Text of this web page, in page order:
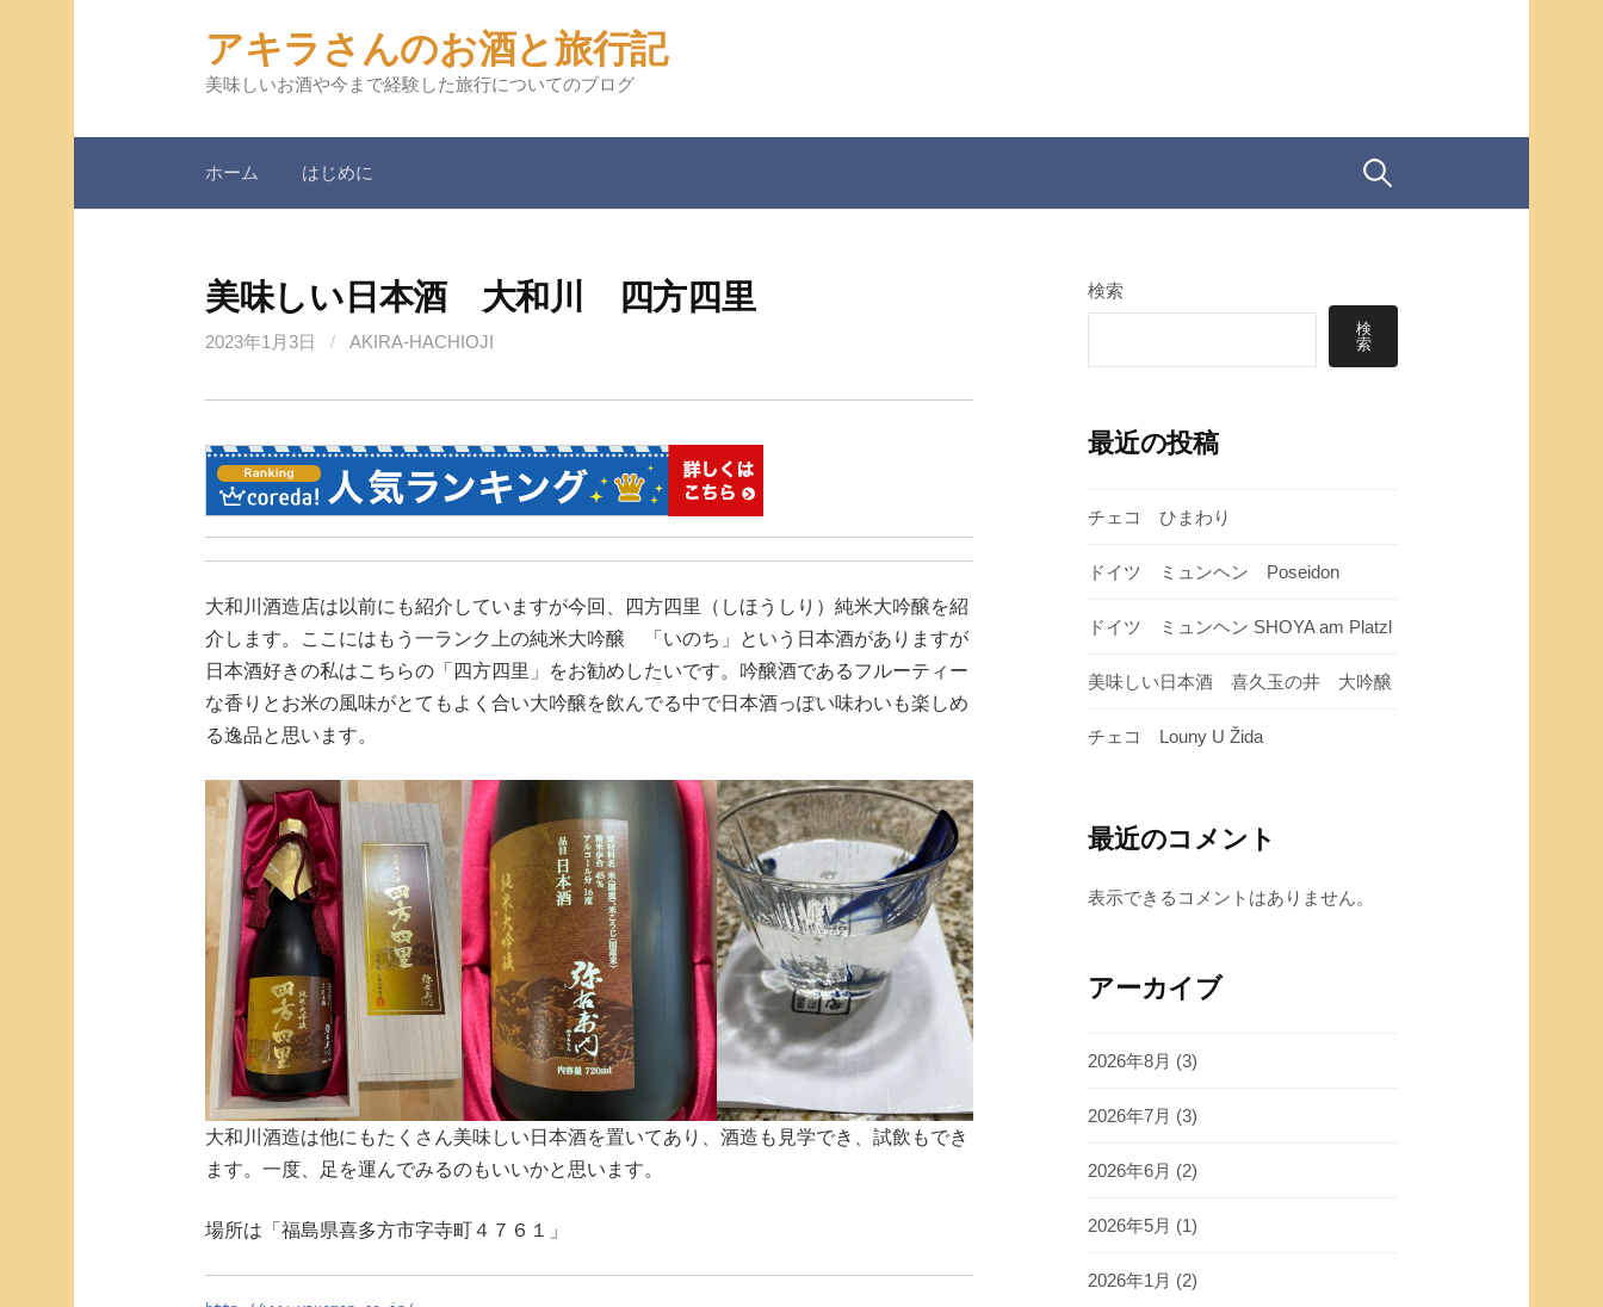
ツ
ス
アキラさんのお酒と旅行記
美味しいお酒や今まで経験した旅行についてのブログ
ホーム はじめに 検
美味しい日本酒 大和川 四方四里
2023年1月3日 / AKIRA-HACHIOJI
大和川酒造店は以前にも紹介していますが今回、四方四里（しほうしり）純米大吟醸を紹
介します。ここにはもう一ランク上の純米大吟醸 「いのち」という日本酒がありますが
日本酒好きの私はこちらの「四方四里」をお勧めしたいです。吟醸酒であるフルーティー
な香りとお米の風味がとてもよく合い大吟醸を飲んでる中で日本酒っぽい味わいも楽しめ
る逸品と思います。
大和川酒造は他にもたくさん美味しい日本酒を置いてあり、酒造も見学でき、試飲もでき
ます。一度、足を運んでみるのもいいかと思います。
場所は「福島県喜多方市字寺町４７６１」
検索
検
索
最近の投稿
チェコ ひまわり
ドイツ ミュンヘン Poseidon
ドイツ ミュンヘン SHOYA am Platzl
美味しい日本酒 喜久玉の井 大吟醸
チェコ Louny U Žida
最近のコメント
表示できるコメントはありません。
アーカイブ
2026年8月 (3)
2026年7月 (3)
2026年6月 (2)
2026年5月 (1)
2026年1月 (2)